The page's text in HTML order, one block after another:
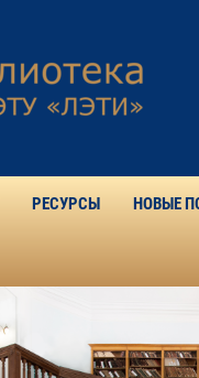
РЕСУРСЫ НОВЫЕ